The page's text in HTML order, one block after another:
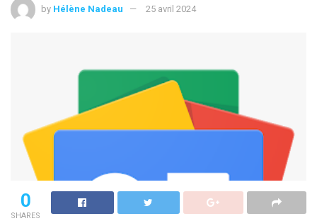
by Hélène Nadeau 25 avril 2024
0
SHARES